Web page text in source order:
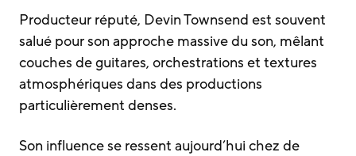
Producteur réputé, Devin Townsend est souvent
salué pour son approche massive du son, mêlant
couches de guitares, orchestrations et textures
atmosphériques dans des productions
particulièrement denses.
Son influence se ressent aujourd’hui chez de